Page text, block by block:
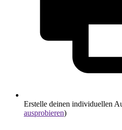
Erstelle deinen individuellen
ausprobieren)